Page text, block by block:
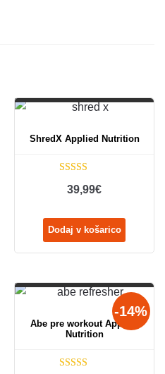
ShredX Applied Nutrition
4.62od 5
39,99€
Dodaj v košarico
-14%
Abe pre workout Applied
Nutrition